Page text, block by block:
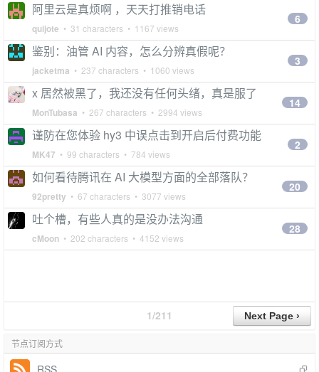
阿里云是真烦啊 ，天天打推销电话
quijote • 31 characters • 1167 views
6
鉴别：油管 AI 内容，怎么分辨真假呢？
jacketma • 237 characters • 1060 views
3
x 居然被黑了，我还没有任何头绪，真是服了
MonTubasa • 267 characters • 2994 views
14
谨防在您体验 hy3 中误点击到开启后付费功能
MK47 • 99 characters • 784 views
2
如何看待腾讯在 AI 大模型方面的全部落队？
92pretty • 67 characters • 3077 views
20
吐个槽，有些人真的是没办法沟通
cMoon • 202 characters • 4152 views
28
1/211
节点订阅方式
RSS